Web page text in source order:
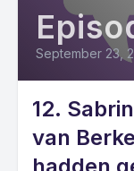
September 23,
12.
van